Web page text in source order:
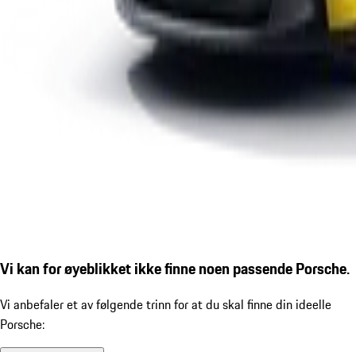
Vi kan for øyeblikket ikke finne noen passende Porsche.
Vi anbefaler et av følgende trinn for at du skal finne din ideelle
Porsche: